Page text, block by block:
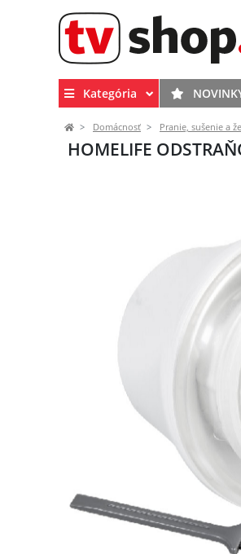
Kategória
Domácnosť Pranie, sušenie a
HOMELIFE